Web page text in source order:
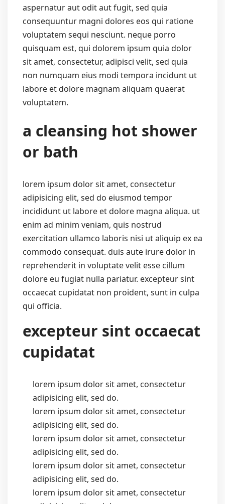
aspernatur aut odit aut fugit, sed quia
consequuntur magni dolores eos qui ratione
voluptatem sequi nesciunt. neque porro
quisquam est, qui dolorem ipsum quia dolor
sit amet, consectetur, adipisci velit, sed quia
non numquam eius modi tempora incidunt ut
labore et dolore magnam aliquam quaerat
voluptatem.
a cleansing hot shower
or bath
lorem ipsum dolor sit amet, consectetur
adipisicing elit, sed do eiusmod tempor
incididunt ut labore et dolore magna aliqua. ut
enim ad minim veniam, quis nostrud
exercitation ullamco laboris nisi ut aliquip ex ea
commodo consequat. duis aute irure dolor in
reprehenderit in voluptate velit esse cillum
dolore eu fugiat nulla pariatur. excepteur sint
occaecat cupidatat non proident, sunt in culpa
qui officia.
excepteur sint occaecat
cupidatat
lorem ipsum dolor sit amet, consectetur
adipisicing elit, sed do.
lorem ipsum dolor sit amet, consectetur
adipisicing elit, sed do.
lorem ipsum dolor sit amet, consectetur
adipisicing elit, sed do.
lorem ipsum dolor sit amet, consectetur
adipisicing elit, sed do.
lorem ipsum dolor sit amet, consectetur